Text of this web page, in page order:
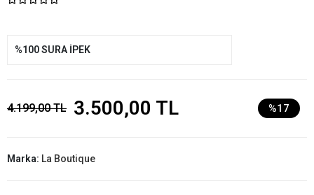
%100 SURA İPEK
4.199,00 TL 3.500,00 TL %17
Marka: La Boutique